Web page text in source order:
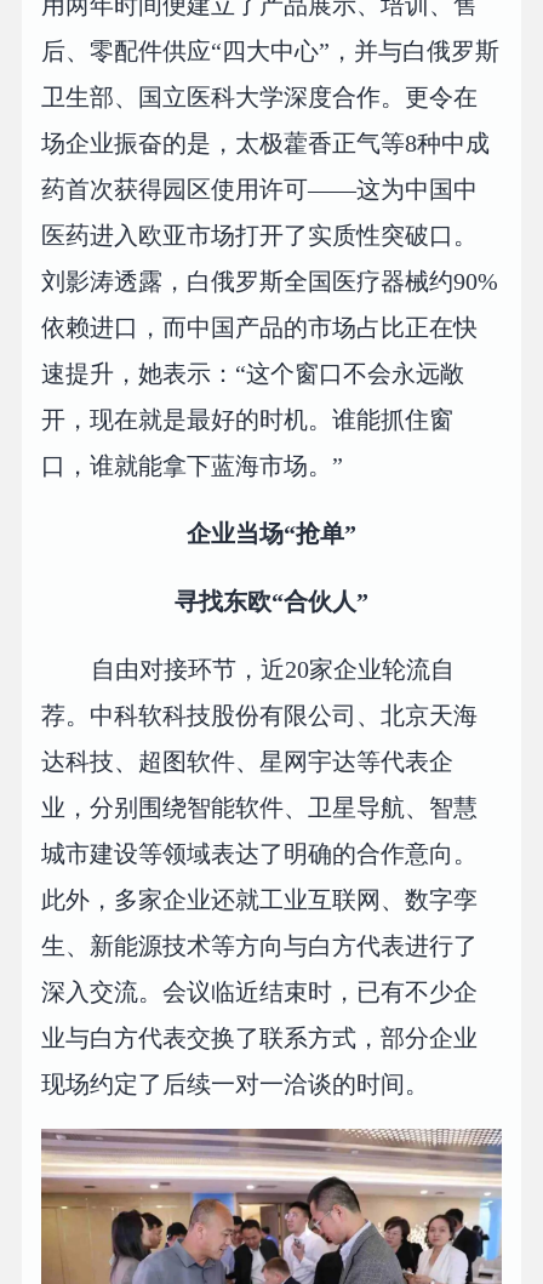
后、零配件供应“四大中心”，并与白俄罗斯
卫生部、国立医科大学深度合作。更令在
场企业振奋的是，太极藿香正气等8种中成
药首次获得园区使用许可——这为中国中
医药进入欧亚市场打开了实质性突破口。
刘影涛透露，白俄罗斯全国医疗器械约90%
依赖进口，而中国产品的市场占比正在快
速提升，她表示：“这个窗口不会永远敞
开，现在就是最好的时机。谁能抓住窗
口，谁就能拿下蓝海市场。”
企业当场“抢单”
寻找东欧“合伙人”
自由对接环节，近20家企业轮流自
荐。中科软科技股份有限公司、北京天海
达科技、超图软件、星网宇达等代表企
业，分别围绕智能软件、卫星导航、智慧
城市建设等领域表达了明确的合作意向。
此外，多家企业还就工业互联网、数字孪
生、新能源技术等方向与白方代表进行了
深入交流。会议临近结束时，已有不少企
业与白方代表交换了联系方式，部分企业
现场约定了后续一对一洽谈的时间。